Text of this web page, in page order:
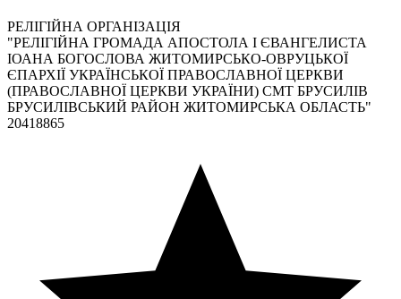
РЕЛІГІЙНА ОРГАНІЗАЦІЯ
"РЕЛІГІЙНА ГРОМАДА АПОСТОЛА І ЄВАНГЕЛИСТА
ІОАНА БОГОСЛОВА ЖИТОМИРСЬКО-ОВРУЦЬКОЇ
ЄПАРХІЇ УКРАЇНСЬКОЇ ПРАВОСЛАВНОЇ ЦЕРКВИ
(ПРАВОСЛАВНОЇ ЦЕРКВИ УКРАЇНИ) СМТ БРУСИЛІВ
БРУСИЛІВСЬКИЙ РАЙОН ЖИТОМИРСЬКА ОБЛАСТЬ"
20418865